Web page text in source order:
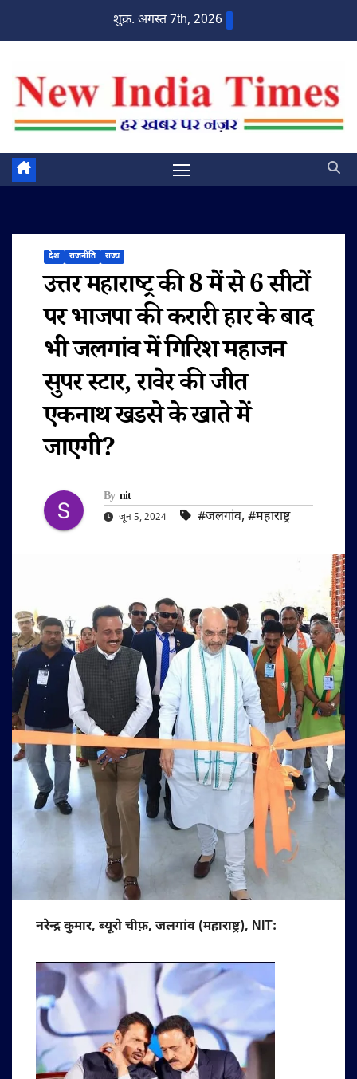
शुक्र. अगस्त 7th, 2026
देश राजनीति राज्य
उत्तर महाराष्ट्र की 8 में से 6 सीटों
पर भाजपा की करारी हार के बाद
भी जलगांव में गिरिश महाजन
सुपर स्टार, रावेर की जीत
एकनाथ खडसे के खाते में
जाएगी?
By nit
जून 5, 2024 #जलगांव, #महाराष्ट्र
नरेन्द्र कुमार, ब्यूरो चीफ़, जलगांव (महाराष्ट्र), NIT: